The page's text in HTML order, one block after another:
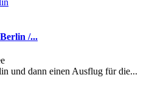
/...
und dann einen Ausflug für die...